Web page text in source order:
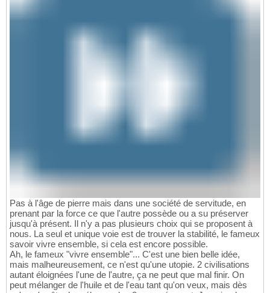
Pas à l'âge de pierre mais dans une société de servitude, en
prenant par la force ce que l'autre possède ou a su préserver
jusqu'à présent. Il n'y a pas plusieurs choix qui se proposent à
nous. La seul et unique voie est de trouver la stabilité, le fameux
savoir vivre ensemble, si cela est encore possible.
Ah, le fameux "vivre ensemble"... C'est une bien belle idée,
mais malheureusement, ce n'est qu'une utopie. 2 civilisations
autant éloignées l'une de l'autre, ça ne peut que mal finir. On
peut mélanger de l'huile et de l'eau tant qu'on veux, mais dès